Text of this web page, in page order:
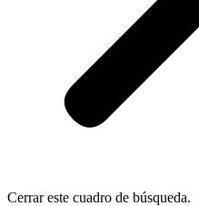
Cerrar este cuadro de búsqueda.